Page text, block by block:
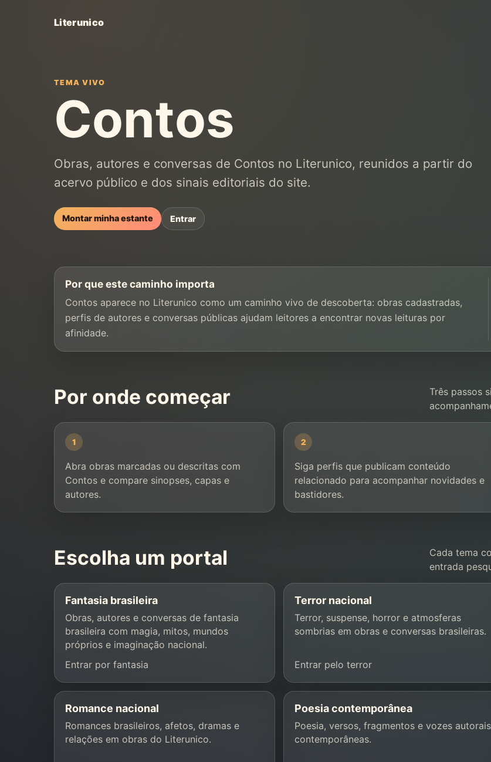
Literunico
TEMA VIVO
Contos
Obras, autores e conversas de Contos no Literunico, reunidos a partir do
acervo público e dos sinais editoriais do site.
Montar minha estante Entrar
Por que este caminho importa
Contos aparece no Literunico como um caminho vivo de descoberta: obras cadastradas,
perfis de autores e conversas públicas ajudam leitores a encontrar novas leituras por
afinidade.
Por onde começar
Três passos
1
Abra obras marcadas ou descritas com
Contos e compare sinopses, capas e
autores.
2
Siga perfis que publicam conteúdo
relacionado para acompanhar novidades e
bastidores.
Escolha um portal
Cada tema
entrada
Fantasia brasileira
Obras, autores e conversas de fantasia
brasileira com magia, mitos, mundos
próprios e imaginação nacional.
Entrar por fantasia
Terror nacional
Terror, suspense, horror e atmosferas
sombrias em obras e conversas brasileiras.
Entrar pelo terror
Romance nacional
Romances brasileiros, afetos, dramas e
relações em obras do Literunico.
Poesia contemporânea
Poesia, versos, fragmentos e vozes autorais
contemporâneas.